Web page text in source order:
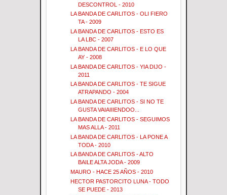
DESCONTROL - 2010
LA BANDA DE CARLITOS - OLI FIERO
TA - 2009
LA BANDA DE CARLITOS - ESTO ES
LA LBC - 2007
LA BANDA DE CARLITOS - E LO QUE
AY - 2008
LA BANDA DE CARLITOS - YIA DIJO -
2011
LA BANDA DE CARLITOS - TE SIGUE
ATRAPANDO - 2004
LA BANDA DE CARLITOS - SI NO TE
GUSTA VAIAIIIENDOO...
LA BANDA DE CARLITOS - SEGUIMOS
MAS ALLA - 2011
LA BANDA DE CARLITOS - LA PONE A
TODA - 2010
LA BANDA DE CARLITOS - ALTO
BAILE ALTA JODA - 2009
MAURO - HACE 25 AÑOS - 2010
HECTOR PASTORCITO LUNA - TODO
SE PUEDE - 2013